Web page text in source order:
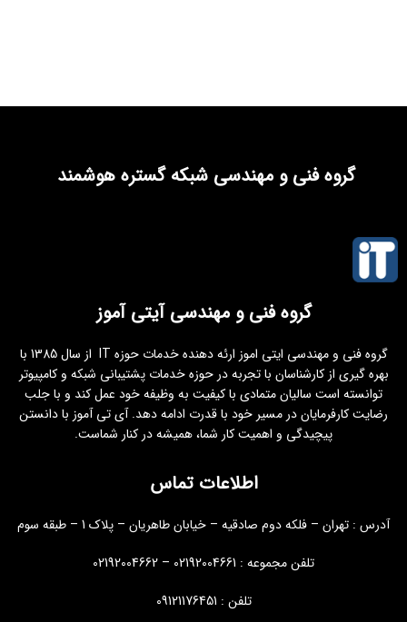
گروه فنی و مهندسی شبکه گستره هوشمند
گروه فنی و مهندسی آیتی آموز
گروه فنی و مهندسی ایتی اموز ارئه دهنده خدمات حوزه IT از سال 1385 با
بهره گیری از کارشناسان با تجربه در حوزه خدمات پشتیبانی شبکه و کامپیوتر
توانسته است سالیان متمادی با کیفیت به وظیفه خود عمل کند و با جلب
رضایت کارفرمایان در مسیر خود با قدرت ادامه دهد. آی تی آموز با دانستن
پیچیدگی و اهمیت کار شما، همیشه در کنار شماست.
اطلاعات تماس
آدرس : تهران – فلکه دوم صادقیه – خیابان طاهریان – پلاک 1 – طبقه سوم
تلفن مجموعه : 02192004661 – 02192004662
تلفن : 09121176451